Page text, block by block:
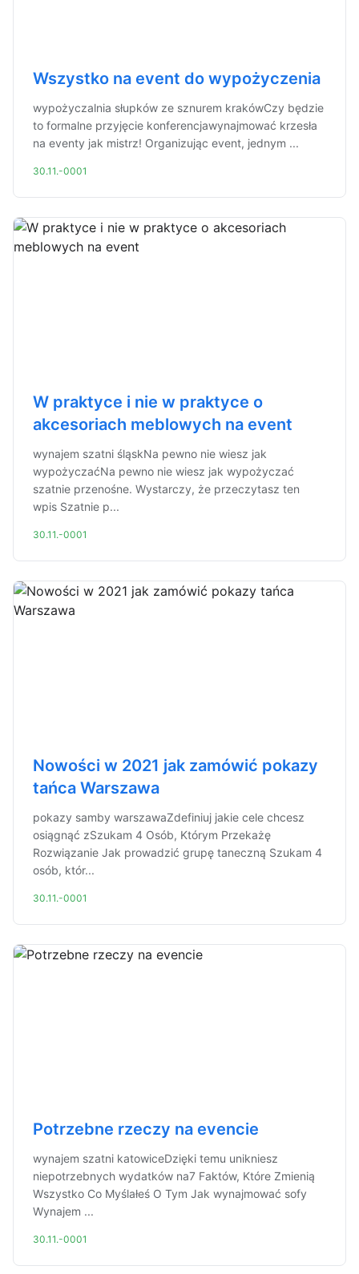
Wszystko na event do wypożyczenia
wypożyczalnia słupków ze sznurem krakówCzy będzie
to formalne przyjęcie konferencjawynajmować krzesła
na eventy jak mistrz! Organizując event, jednym ...
30.11.-0001
W praktyce i nie w praktyce o
akcesoriach meblowych na event
wynajem szatni śląskNa pewno nie wiesz jak
wypożyczaćNa pewno nie wiesz jak wypożyczać
szatnie przenośne. Wystarczy, że przeczytasz ten
wpis Szatnie p...
30.11.-0001
Nowości w 2021 jak zamówić pokazy
tańca Warszawa
pokazy samby warszawaZdefiniuj jakie cele chcesz
osiągnąć zSzukam 4 Osób, Którym Przekażę
Rozwiązanie Jak prowadzić grupę taneczną Szukam 4
osób, któr...
30.11.-0001
Potrzebne rzeczy na evencie
wynajem szatni katowiceDzięki temu unikniesz
niepotrzebnych wydatków na7 Faktów, Które Zmienią
Wszystko Co Myślałeś O Tym Jak wynajmować sofy
Wynajem ...
30.11.-0001